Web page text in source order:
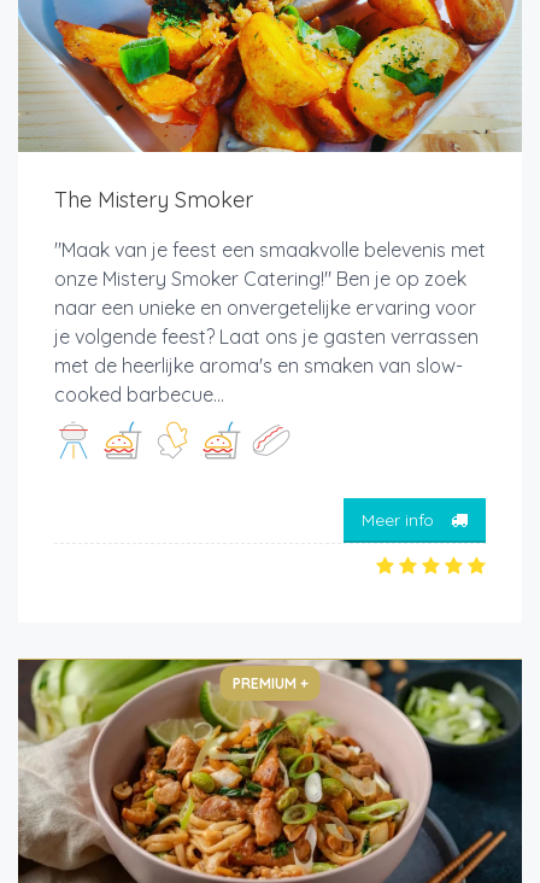
The Mistery Smoker
"Maak van je feest een smaakvolle belevenis met
onze Mistery Smoker Catering!" Ben je op zoek
naar een unieke en onvergetelijke ervaring voor
je volgende feest? Laat ons je gasten verrassen
met de heerlijke aroma's en smaken van slow-
cooked barbecue...
Meer info
PREMIUM +